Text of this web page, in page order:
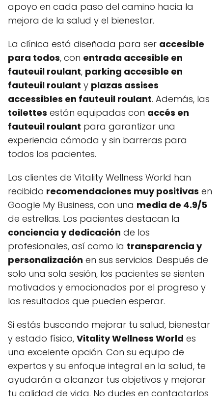
apoyo en cada paso del camino hacia la
mejora de la salud y el bienestar.
La clínica está diseñada para ser accesible
para todos, con entrada accesible en
fauteuil roulant, parking accesible en
fauteuil roulant y plazas assises
accessibles en fauteuil roulant. Además, las
toilettes están equipadas con accés en
fauteuil roulant para garantizar una
experiencia cómoda y sin barreras para
todos los pacientes.
Los clientes de Vitality Wellness World han
recibido recomendaciones muy positivas en
Google My Business, con una media de 4.9/5
de estrellas. Los pacientes destacan la
conciencia y dedicación de los
profesionales, así como la transparencia y
personalización en sus servicios. Después de
solo una sola sesión, los pacientes se sienten
motivados y emocionados por el progreso y
los resultados que pueden esperar.
Si estás buscando mejorar tu salud, bienestar
y estado físico, Vitality Wellness World es
una excelente opción. Con su equipo de
expertos y su enfoque integral en la salud, te
ayudarán a alcanzar tus objetivos y mejorar
tu calidad de vida. No dudes en contactarlos